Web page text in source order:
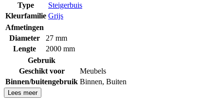
Type
Steigerbuis
Kleurfamilie Grijs
Afmetingen
Diameter
27 mm
Lengte
2000 mm
Gebruik
Geschikt voor
Meubels
Binnen/buitengebruik Binnen, Buiten
Lees meer